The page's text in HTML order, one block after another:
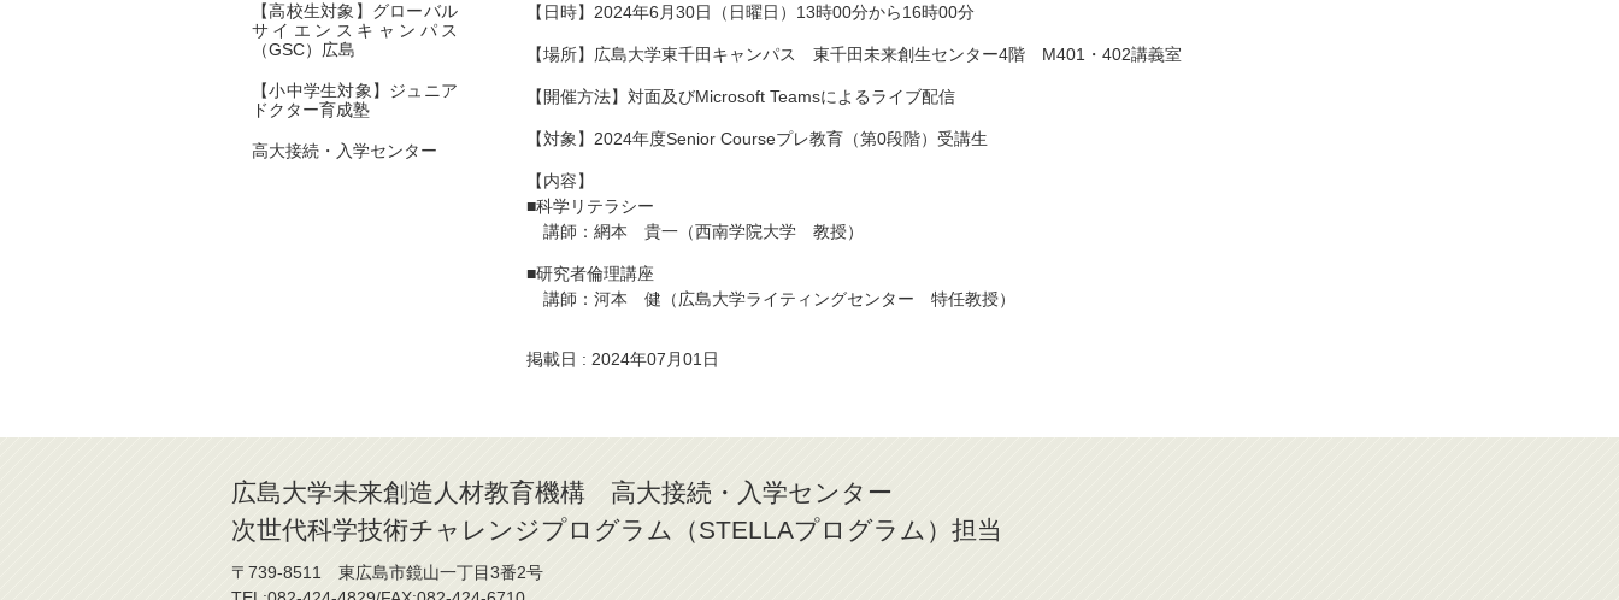
【日時】2024年6月30日（日曜日）13時00分から16時00分
【場所】広島大学東千田キャンパス 東千田未来創生センター4階 M401・402講義室
【開催方法】対面及びMicrosoft Teamsによるライブ配信
【対象】2024年度Senior Courseプレ教育（第0段階）受講生
【内容】
■科学リテラシー
講師：網本 貴一（西南学院大学 教授）
■研究者倫理講座
講師：河本 健（広島大学ライティングセンター 特任教授）
掲載日 : 2024年07月01日
【高校生対象】グローバル
サイエンスキャンパス
（GSC）広島
【小中学生対象】ジュニア
ドクター育成塾
高大接続・入学センター
広島大学未来創造人材教育機構 高大接続・入学センター
次世代科学技術チャレンジプログラム（STELLAプログラム）担当
〒739-8511 東広島市鏡山一丁目3番2号